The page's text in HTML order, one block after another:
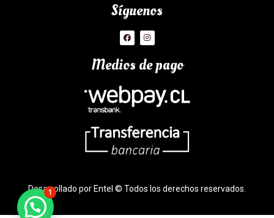
Síguenos
Medios de pago
Desarrollado por Entel © Todos los derechos reservados.
1